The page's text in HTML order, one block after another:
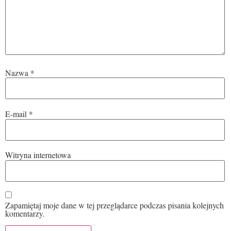
Nazwa *
E-mail *
Witryna internetowa
Zapamiętaj moje dane w tej przeglądarce podczas pisania kolejnych
komentarzy.